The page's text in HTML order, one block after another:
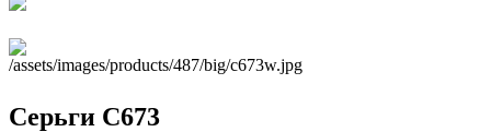
Серьги С673